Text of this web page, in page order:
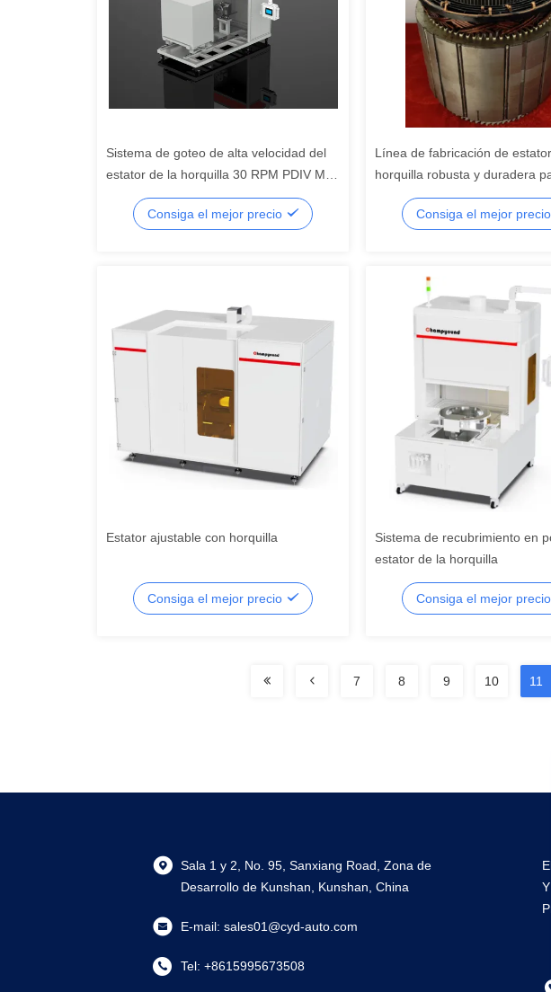
Sistema de goteo de alta velocidad del
estator de la horquilla 30 RPM PDIV Más
de 4000V Three Jaw Clamping
Consiga el mejor precio
Línea de fabricación de
horquilla robusta y duradera
camiones de minería grandes
pesadosConsiga el mejor precio
Estator ajustable con horquilla
Consiga el mejor precio
Sistema de recubrimiento en
estator de la horquilla
Consiga el mejor precio
7 8 9 10 11
Sala 1 y 2, No. 95, Sanxiang Road, Zona de
Desarrollo de Kunshan, Kunshan, China
E-mail: sales01@cyd-auto.com
Tel: +8615995673508